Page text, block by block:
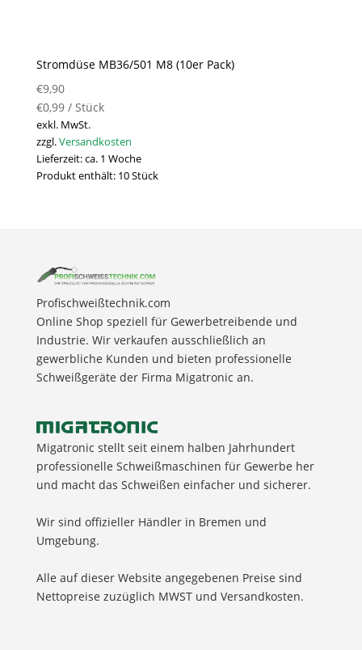
Stromdüse MB36/501 M8 (10er Pack)
€9,90
€0,99/ Stück
exkl. MwSt.
zzgl.Versandkosten
Lieferzeit:ca. 1 Woche
Produkt enthält: 10Stück
Profischweißtechnik.com
Online Shop speziell für Gewerbetreibende und
Industrie. Wir verkaufen ausschließlich an
gewerbliche Kunden und bieten professionelle
Schweißgeräte der Firma Migatronic an.
Migatronic stellt seit einem halben Jahrhundert
professionelle Schweißmaschinen für Gewerbe her
und macht das Schweißen einfacher und sicherer.
Wir sind offizieller Händler in Bremen und
Umgebung.
Alle auf dieser Website angegebenen Preise sind
Nettopreise zuzüglich MWST und Versandkosten.